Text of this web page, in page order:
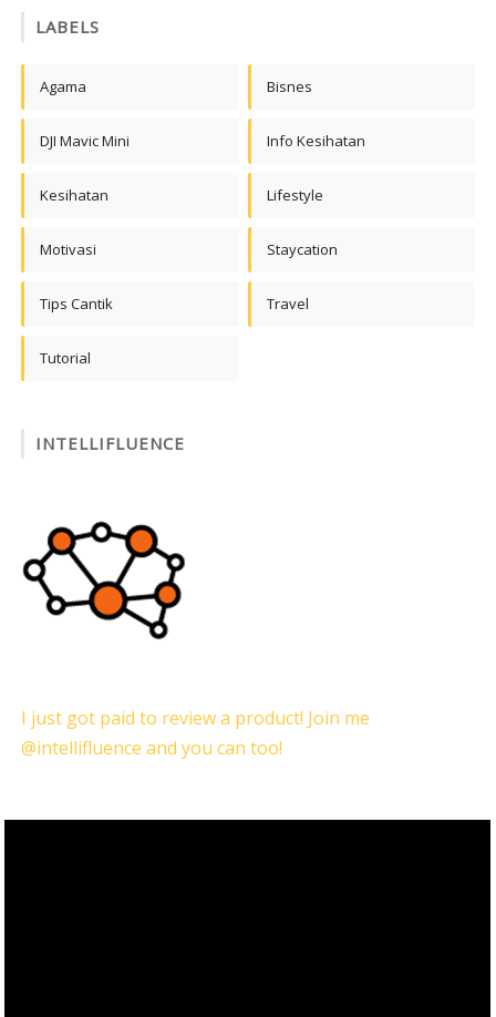
LABELS
Agama Bisnes
DJI Mavic Mini Info Kesihatan
Kesihatan Lifestyle
Motivasi Staycation
Tips Cantik Travel
Tutorial
INTELLIFLUENCE
I just got paid to review a product! Join me
@intellifluence and you can too!